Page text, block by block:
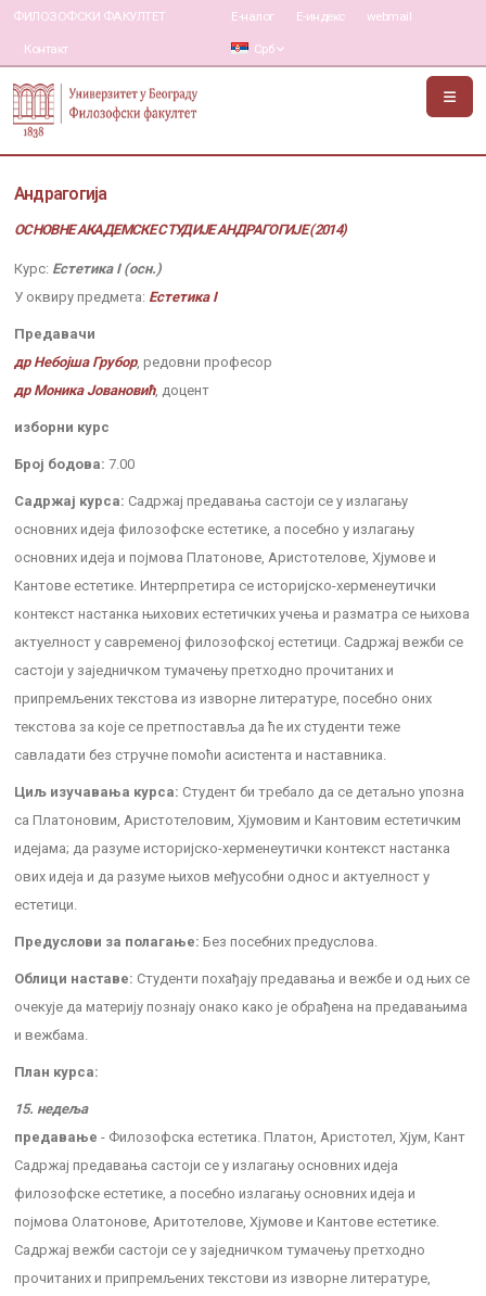
ФИЛОЗОФСКИ ФАКУЛТЕТ
Контакт
Е-налог Е-индекс webmail
Срб
Андрагогија
ОСНОВНЕ АКАДЕМСКЕ СТУДИЈЕ АНДРАГОГИЈЕ (2014)
Курс: Естетика I (осн.)
У оквиру предмета: Естетика I
Предавачи
др Небојша Грубор, редовни професор
др Моника Јовановић, доцент
изборни курс
Број бодова: 7.00
Садржај курса: Садржај предавања састоји се у излагању
основних идеја филозофске естетике, а посебно у излагању
основних идеја и појмова Платонове, Аристотелове, Хјумове и
Кантове естетике. Интерпретира се историјско-херменеутички
контекст настанка њихових естетичких учења и разматра се њихова
актуелност у савременој филозофској естетици. Садржај вежби се
састоји у заједничком тумачењу претходно прочитаних и
припремљених текстова из изворне литературе, посебно оних
текстова за које се претпоставља да ће их студенти теже
савладати без стручне помоћи асистента и наставника.
Циљ изучавања курса: Студент би требало да се детаљно упозна
са Платоновим, Аристотеловим, Хјумовим и Кантовим естетичким
идејама; да разуме историјско-херменеутички контекст настанка
ових идеја и да разуме њихов међусобни однос и актуелност у
естетици.
Предуслови за полагање: Без посебних предуслова.
Облици наставе: Студенти похађају предавања и вежбе и од њих се
очекује да материју познају онако како је обрађена на предавањима
и вежбама.
План курса:
15. недеља
предавање - Филозофска естетика. Платон, Аристотел, Хјум, Кант
Садржај предавања састоји се у излагању основних идеја
филозофске естетике, а посебно излагању основних идеја и
појмова Олатонове, Аритотелове, Хјумове и Кантове естетике.
Садржај вежби састоји се у заједничком тумачењу претходно
прочитаних и припремљених текстови из изворне литературе,